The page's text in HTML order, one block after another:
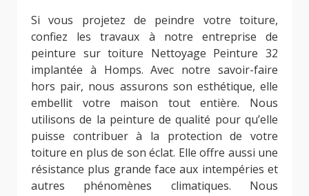
Si vous projetez de peindre votre toiture,
confiez les travaux à notre entreprise de
peinture sur toiture Nettoyage Peinture 32
implantée à Homps. Avec notre savoir-faire
hors pair, nous assurons son esthétique, elle
embellit votre maison tout entière. Nous
utilisons de la peinture de qualité pour qu’elle
puisse contribuer à la protection de votre
toiture en plus de son éclat. Elle offre aussi une
résistance plus grande face aux intempéries et
autres phénomènes climatiques. Nous